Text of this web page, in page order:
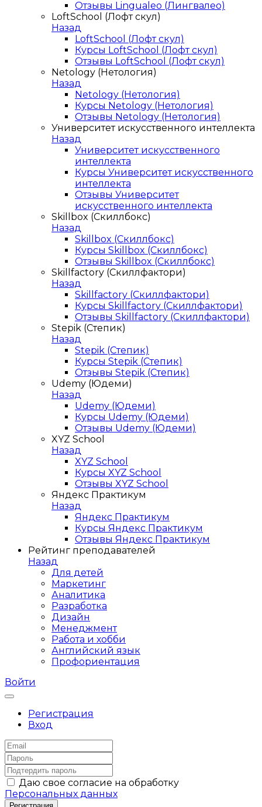
Отзывы Lingualeo (Лингвалео)
LoftSchool (Лофт скул)
Назад
LoftSchool (Лофт скул)
Курсы LoftSchool (Лофт скул)
Отзывы LoftSchool (Лофт скул)
Netology (Нетология)
Назад
Netology (Нетология)
Курсы Netology (Нетология)
Отзывы Netology (Нетология)
Университет искусственного интеллекта
Назад
Университет искусственного
интеллекта
Курсы Университет искусственного
интеллекта
Отзывы Университет
искусственного интеллекта
Skillbox (Скиллбокс)
Назад
Skillbox (Скиллбокс)
Курсы Skillbox (Скиллбокс)
Отзывы Skillbox (Скиллбокс)
Skillfactory (Скиллфактори)
Назад
Skillfactory (Скиллфактори)
Курсы Skillfactory (Скиллфактори)
Отзывы Skillfactory (Скиллфактори)
Stepik (Степик)
Назад
Stepik (Степик)
Курсы Stepik (Степик)
Отзывы Stepik (Степик)
Udemy (Юдеми)
Назад
Udemy (Юдеми)
Курсы Udemy (Юдеми)
Отзывы Udemy (Юдеми)
XYZ School
Назад
XYZ School
Курсы XYZ School
Отзывы XYZ School
Яндекс Практикум
Назад
Яндекс Практикум
Курсы Яндекс Практикум
Отзывы Яндекс Практикум
Рейтинг преподавателей
Назад
Для детей
Маркетинг
Аналитика
Разработка
Дизайн
Менеджмент
Работа и хобби
Английский язык
Профориентация
Войти
Регистрация
Вход
Даю свое согласие на обработку
Персональных данных